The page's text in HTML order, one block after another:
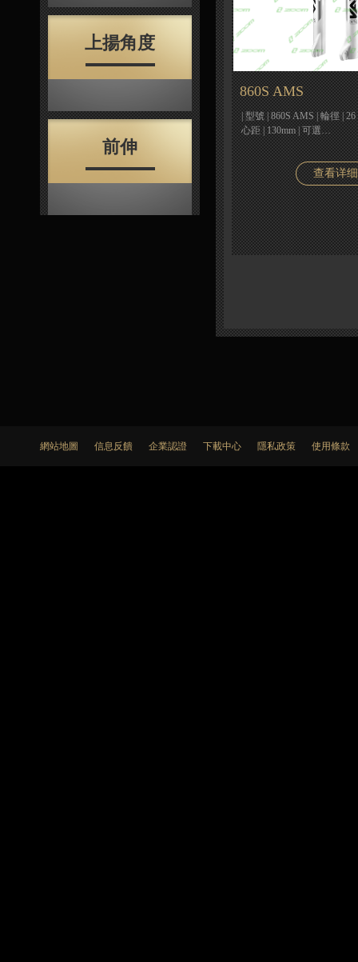
上揚角度
前伸
860S AMS
| 型號 | 860S AMS | 輪徑 |
心距 | 130mm | 可選…
查看详细
網站地圖 信息反饋 企業認證 下載中心 隱私政策 使用條款